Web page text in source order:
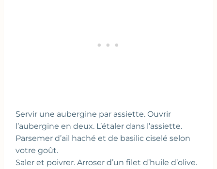
Servir une aubergine par assiette. Ouvrir
l’aubergine en deux. L’étaler dans l’assiette.
Parsemer d’ail haché et de basilic ciselé selon
votre goût.
Saler et poivrer. Arroser d’un filet d’huile d’olive.